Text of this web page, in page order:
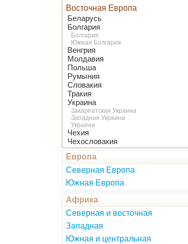
Восточная Европа
Беларусь
Болгария
Болгария
Южная Болгария
Венгрия
Молдавия
Польша
Румыния
Словакия
Тракия
Украина
Закарпатская Украина
Западная Украина
Украина
Чехия
Чехословакия
Европа
Северная Европа
Южная Европа
Африка
Северная и восточная
Западная
Южная и центральная